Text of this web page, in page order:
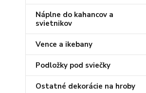
Náplne do kahancov a
svietnikov
Vence a ikebany
Podložky pod sviečky
Ostatné dekorácie na hroby